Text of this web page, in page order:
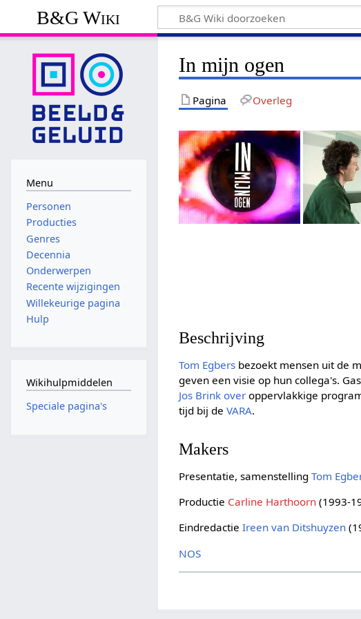
B&G Wiki
In mijn ogen
Pagina Overleg
Beschrijving
Tom Egbers bezoekt mensen uit de
geven een visie op hun collega's.
Jos Brink over oppervlakkige
tijd bij deVARA.
Makers
Presentatie, samenstellingTom
Productie Carline Harthoorn (1993-
EindredactieIreen van Ditshuyzen
NOS
Menu
Personen
Producties
Genres
Decennia
Onderwerpen
Recente wijzigingen
Willekeurige pagina
Hulp
Wikihulpmiddelen
Speciale pagina's